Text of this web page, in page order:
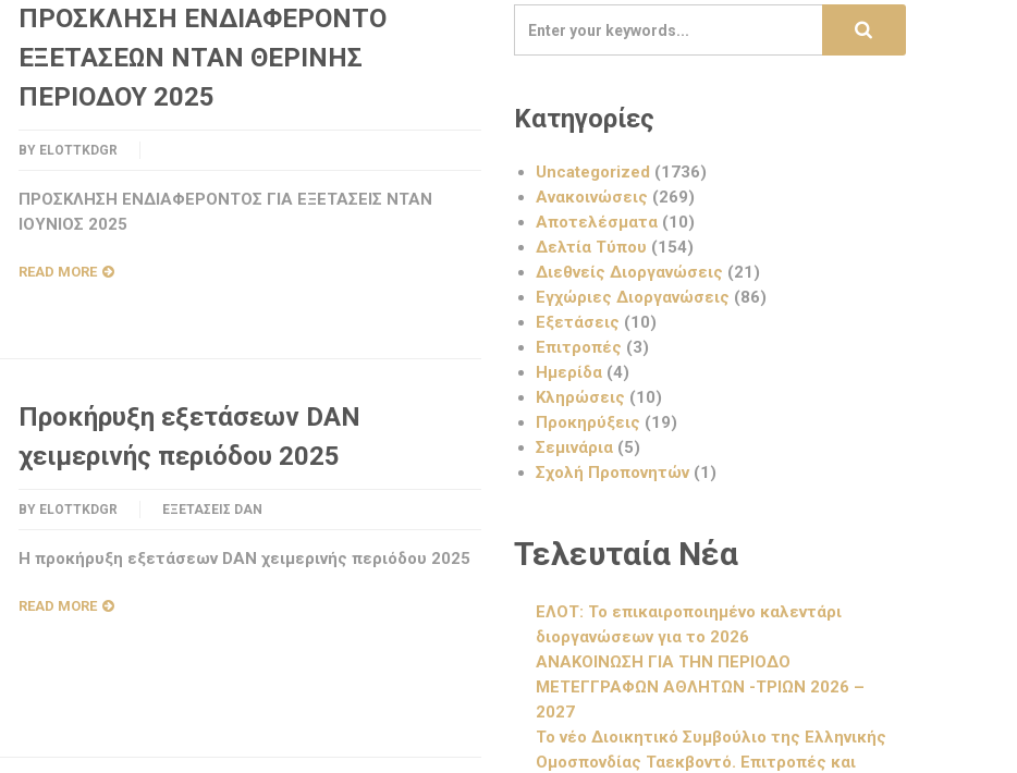
ΠΡΟΣΚΛΗΣΗ ΕΝΔΙΑΦΕΡΟΝΤΟ
ΕΞΕΤΑΣΕΩΝ ΝΤΑΝ ΘΕΡΙΝΗΣ
ΠΕΡΙΟΔΟΥ 2025
BY ELOTTKDGR
ΠΡΟΣΚΛΗΣΗ ΕΝΔΙΑΦΕΡΟΝΤΟΣ ΓΙΑ ΕΞΕΤΑΣΕΙΣ ΝΤΑΝ
ΙΟΥΝΙΟΣ 2025
READ MORE
Προκήρυξη εξετάσεων DAN
χειμερινής περιόδου 2025
BY ELOTTKDGR ΕΞΕΤΆΣΕΙΣ DAN
Η προκήρυξη εξετάσεων DAN χειμερινής περιόδου 2025
READ MORE
Κατηγορίες
Uncategorized (1736)
Ανακοινώσεις (269)
Αποτελέσματα (10)
Δελτία Τύπου (154)
Διεθνείς Διοργανώσεις (21)
Εγχώριες Διοργανώσεις (86)
Εξετάσεις (10)
Επιτροπές (3)
Ημερίδα (4)
Κληρώσεις (10)
Προκηρύξεις (19)
Σεμινάρια (5)
Σχολή Προπονητών (1)
Τελευταία Νέα
ΕΛΟΤ: Το επικαιροποιημένο καλεντάρι
διοργανώσεων για το 2026
ΑΝΑΚΟΙΝΩΣΗ ΓΙΑ ΤΗΝ ΠΕΡΙΟΔΟ
ΜΕΤΕΓΓΡΑΦΩΝ ΑΘΛΗΤΩΝ -ΤΡΙΩΝ 2026 –
2027
Το νέο Διοικητικό Συμβούλιο της Ελληνικής
Ομοσπονδίας Ταεκβοντό. Επιτροπές και